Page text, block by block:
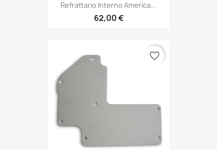
Refrattario Interno America...
62,00 €
favorite_border